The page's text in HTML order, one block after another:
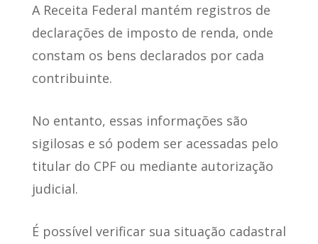
A Receita Federal mantém registros de
declarações de imposto de renda, onde
constam os bens declarados por cada
contribuinte.
No entanto, essas informações são
sigilosas e só podem ser acessadas pelo
titular do CPF ou mediante autorização
judicial.
É possível verificar sua situação cadastral